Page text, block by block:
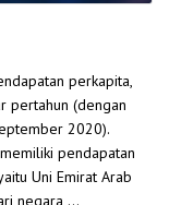
perkapita,
pertahun (dengan
2020).
pendapatan
Uni Emirat Arab
negara …